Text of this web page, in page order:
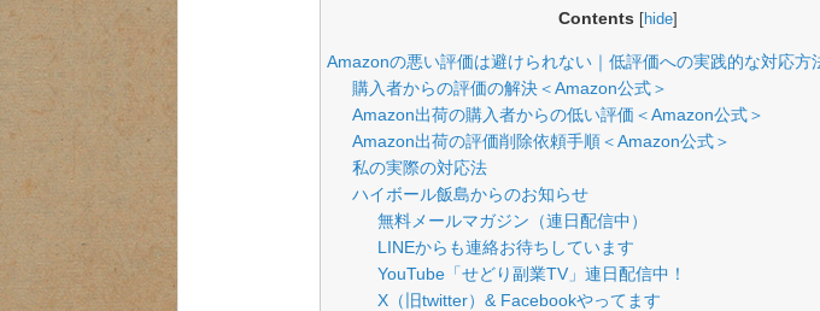
Contents [hide]
Amazonの悪い評価は避けられない｜低評価への実践的な対応方
購入者からの評価の解決＜Amazon公式＞
Amazon出荷の購入者からの低い評価＜Amazon公式＞
Amazon出荷の評価削除依頼手順＜Amazon公式＞
私の実際の対応法
ハイボール飯島からのお知らせ
無料メールマガジン（連日配信中）
LINEからも連絡お待ちしています
YouTube「せどり副業TV」連日配信中！
X（旧twitter）& Facebookやってます